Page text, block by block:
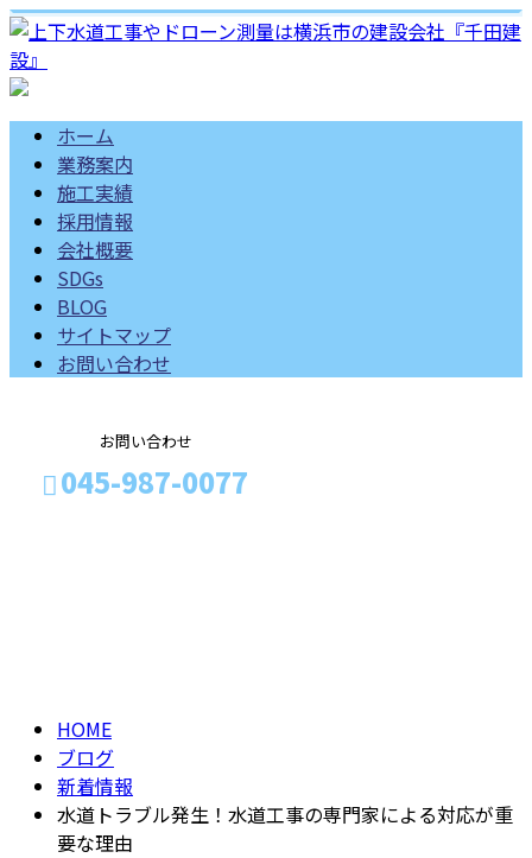
ホーム
業務案内
施工実績
採用情報
会社概要
SDGs
BLOG
サイトマップ
お問い合わせ
お問い合わせ
045-987-0077
HOME
ブログ
新着情報
水道トラブル発生！水道工事の専門家による対応が重
要な理由